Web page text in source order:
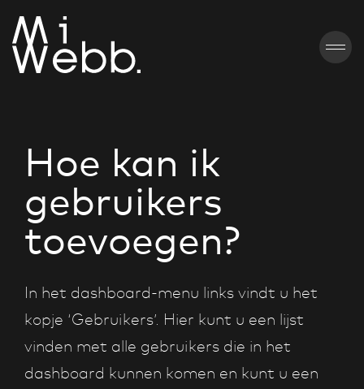
Hoe kan ik
gebruikers
toevoegen?
In het dashboard-menu links vindt u het
kopje ‘Gebruikers’. Hier kunt u een lijst
vinden met alle gebruikers die in het
dashboard kunnen komen en kunt u een